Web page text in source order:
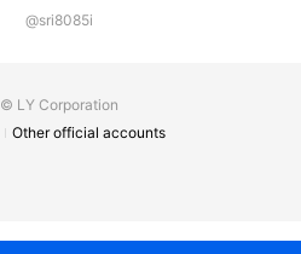
@sri8085i
© LY Corporation
Other official accounts